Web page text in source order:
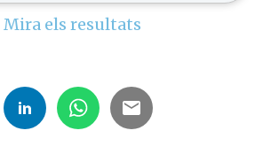
Mira els resultats